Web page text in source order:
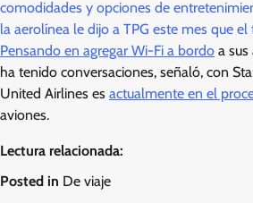
comodidades y opciones de
la aerolínea le dijo a TPG este mes que
Pensando en agregar Wi-Fi a bordo a sus
ha tenido conversaciones, señaló, con
United Airlines es actualmente en el
aviones.
Lectura relacionada:
Posted in De viaje